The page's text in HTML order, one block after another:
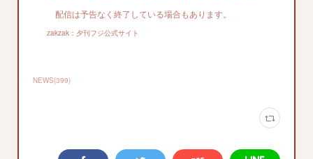
配信は予告なく終了している場合もあります。
zakzak：夕刊フジ公式サイト
NEWS(399)